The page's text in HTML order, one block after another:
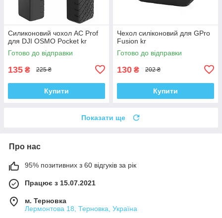
Силиконовий чохол AC Prof
для DJI OSMO Pocket kr
Готово до відправки
135 ₴ 225 ₴
Купити
Чехол силіконовий для GPro
Fusion kr
Готово до відправки
130 ₴ 202 ₴
Купити
Показати ще
Про нас
95% позитивних з 60 відгуків за рік
Працює з 15.07.2021
м. Терновка
Лермонтова 18, Терновка, Україна